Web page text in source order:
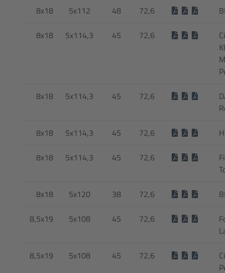
8x18 5x112 48 72,6
8x18 5x114,3 45 72,6
8x18 5x114,3 45 72,6
8x18 5x114,3 45 72,6
8x18 5x114,3 45 72,6
8x18 5x120 38 72,6
8,5x19 5x108 45 72,6
8,5x19 5x108 45 72,6